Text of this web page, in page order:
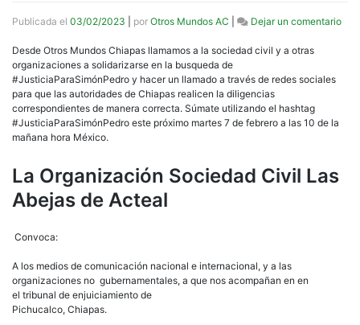
Publicada el 03/02/2023 por Otros Mundos AC Dejar un comentarioen
Desde Otros Mundos Chiapas llamamos a la sociedad civil y a otras
organizaciones a solidarizarse en la busqueda de
#JusticiaParaSimónPedro y hacer un llamado a través de redes sociales
para que las autoridades de Chiapas realicen la diligencias
correspondientes de manera correcta. Súmate utilizando el hashtag
#JusticiaParaSimónPedro este próximo martes 7 de febrero a las 10 de la
mañana hora México.
La Organización Sociedad Civil Las
Abejas de Acteal
Convoca:
A los medios de comunicación nacional e internacional, y a las
organizaciones no gubernamentales, a que nos acompañan en en
el tribunal de enjuiciamiento de
Pichucalco, Chiapas.